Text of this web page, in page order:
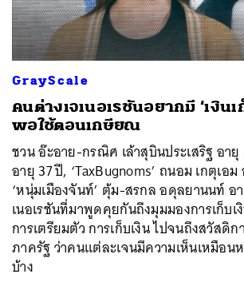
GrayScale
คนต่างเจเนอเรชันอยากมี ‘เงินเ
พอใช้ตอนเกษียณ
ชวน อ๊ะอาย-กรณิศ เล้าสุบินประเสริฐ อา
อายุ 37 ปี, ‘TaxBugnoms’ ถนอม เกตุเอ
‘หนุ่มเมืองจันท์’ ตุ้ม-สรกล อดุลยานนท์ อ
เนอเรชันที่มาพูดคุยกันถึงมุมมองการเก็บ
การเตรียมตัว การเก็บเงิน ไปจนถึงสวัสดิ
ภาครัฐ ว่าคนแต่ละเจนมีความเห็นเหมือน
บ้าง